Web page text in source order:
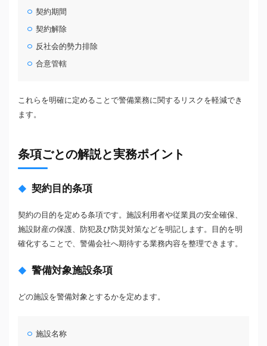
契約期間
契約解除
反社会的勢力排除
合意管轄
これらを明確に定めることで警備業務に関するリスクを軽減でき
ます。
条項ごとの解説と実務ポイント
契約目的条項
契約の目的を定める条項です。施設利用者や従業員の安全確保、
施設財産の保護、防犯及び防災対策などを明記します。目的を明
確化することで、警備会社へ期待する業務内容を整理できます。
警備対象施設条項
どの施設を警備対象とするかを定めます。
施設名称